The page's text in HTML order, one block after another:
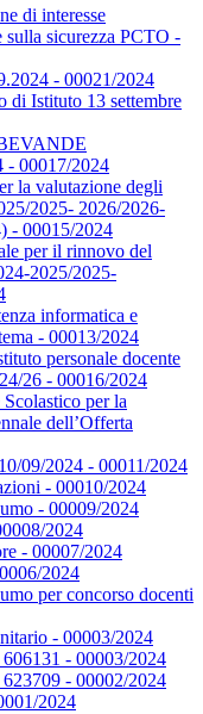
di interesse
sulla sicurezza PCTO -
- 00021/2024
di Istituto 13 settembre
00017/2024
la valutazione degli
2025- 2026/2026-
- 00015/2024
per il rinnovo del
2025/2025-
informatica e
- 00013/2024
personale docente
26 - 00016/2024
per la
dell’Offerta
09/2024 - 00011/2024
- 00010/2024
- 00009/2024
2024
- 00007/2024
2024
per concorso docenti
- 00003/2024
- 00003/2024
- 00002/2024
2024